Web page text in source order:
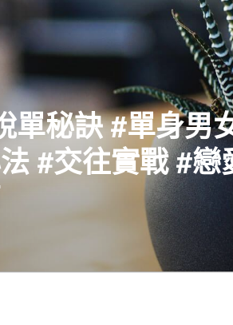
單秘訣 #單身男
#交往實戰 #